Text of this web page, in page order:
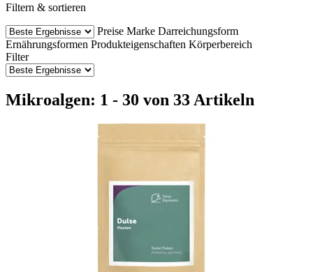
Filtern & sortieren
Preise Marke Darreichungsform
Ernährungsformen Produkteigenschaften Körperbereich
Filter
Mikroalgen: 1 - 30 von 33 Artikeln